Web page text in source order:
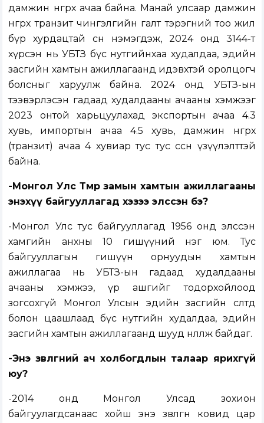
дамжин өнгөрөх ачаа байна. Манай улсаар дамжин
өнгөрөх транзит чингэлгийн галт тэрэгний тоо жил
бүр хурдацтай өсөн нэмэгдэж, 2024 онд 3144-т
хүрсэн нь УБТЗ бүс нутгийнхаа худалдаа, эдийн
засгийн хамтын ажиллагаанд идэвхтэй оролцогч
болсныг харуулж байна. 2024 онд УБТЗ-ын
тээвэрлэсэн гадаад худалдааны ачааны хэмжээг
2023 онтой харьцуулахад экспортын ачаа 4.3
хувь, импортын ачаа 4.5 хувь, дамжин өнгөрөх
(транзит) ачаа 4 хувиар тус тус өссөн үзүүлэлттэй
байна.
-Монгол Улс Төмөр замын хамтын ажиллагааны
энэхүү байгууллагад хэзээ элссэн бэ?
-Монгол Улс тус байгууллагад 1956 онд элссэн
хамгийн анхны 10 гишүүний нэг юм. Тус
байгууллагын гишүүн орнуудын хамтын
ажиллагаа нь УБТЗ-ын гадаад худалдааны
ачааны хэмжээ, үр ашгийг тодорхойлоод
зогсохгүй Монгол Улсын эдийн засгийн өсөлтөд
болон цаашлаад бүс нутгийн худалдаа, эдийн
засгийн хамтын ажиллагаанд шууд нөлөөлж байдаг.
-Энэ зөвлөгөөний ач холбогдлын талаар ярихгүй
юу?
-2014 онд Монгол Улсад зохион
байгуулагдсанаас хойш энэ зөвлөгөөн ковид цар